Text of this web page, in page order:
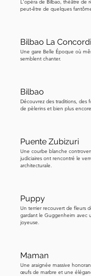
l'apparence de flotter
traversez assez vite,
l'impression de
de sculptures, de
promesse du
devant. Gardez
araignée, en suivant la
L'opéra de Bilbao, théâtre de
peut-être de quelques
Bilbao La
Une gare Belle Époque où
semblent chanter.
Bilbao
Découvrez des traditions, des
de pèlerins et bien plus
Puente Zubizuri
Une courbe blanche
judiciaires ont rencontré le
architecturale.
Puppy
Un terrier recouvert de fleurs
gardant le Guggenheim avec
joyeuse.
Maman
Une araignée massive
œufs de marbre et une